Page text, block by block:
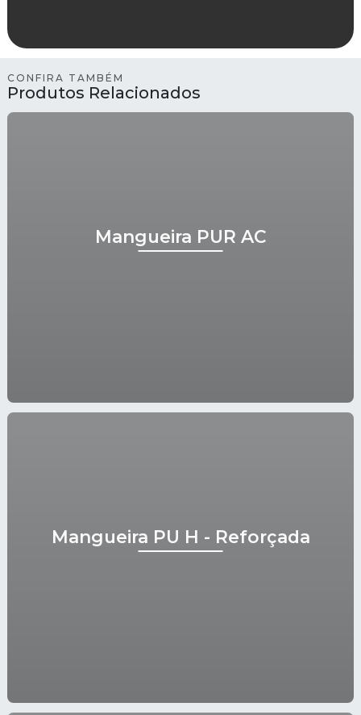
CONFIRA TAMBÉM
Produtos Relacionados
Mangueira PUR AC
Mangueira PU H - Reforçada